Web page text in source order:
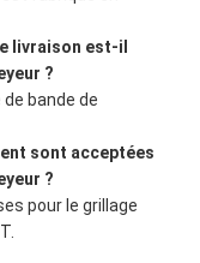
livraison est-il
?
de bande de
sont acceptées
?
pour le grillage